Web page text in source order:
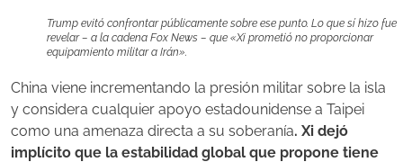
Trump evitó confrontar públicamente sobre ese punto. Lo que sí hizo fue
revelar – a la cadena Fox News – que «Xi prometió no proporcionar
equipamiento militar a Irán».
China viene incrementando la presión militar sobre la isla
y considera cualquier apoyo estadounidense a Taipei
como una amenaza directa a su soberanía. Xi dejó
implícito que la estabilidad global que propone tiene